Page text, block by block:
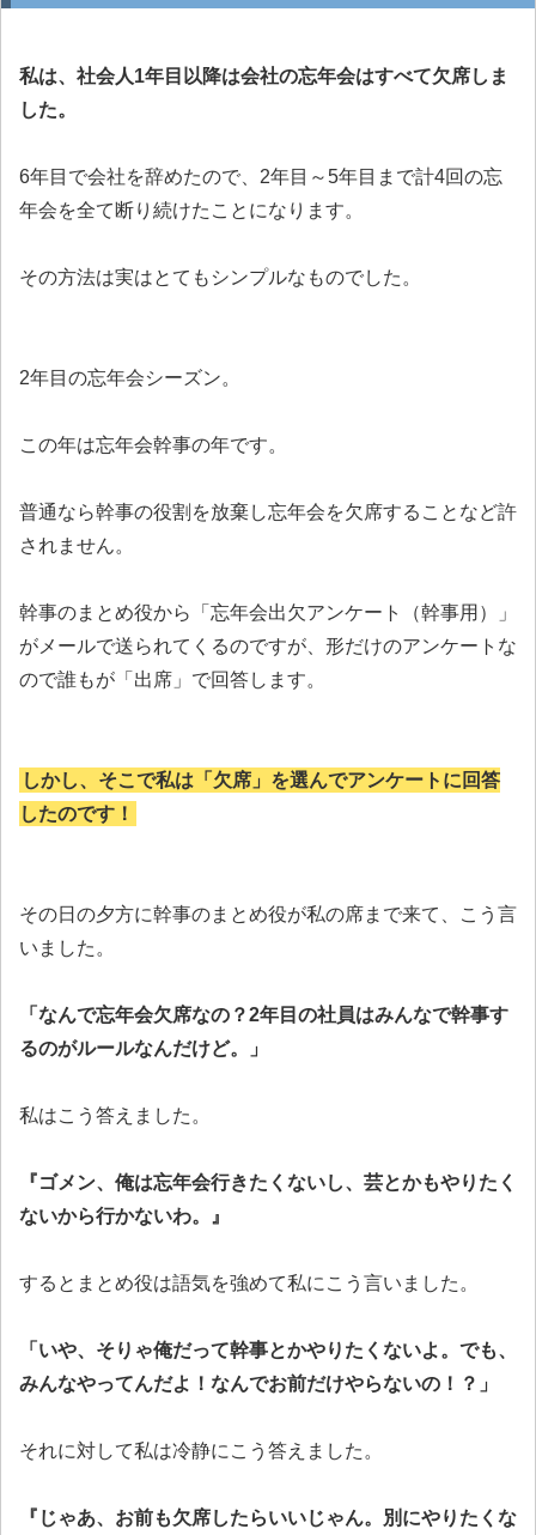
私は、社会人1年目以降は会社の忘年会はすべて欠席しま
した。
6年目で会社を辞めたので、2年目～5年目まで計4回の忘
年会を全て断り続けたことになります。
その方法は実はとてもシンプルなものでした。
2年目の忘年会シーズン。
この年は忘年会幹事の年です。
普通なら幹事の役割を放棄し忘年会を欠席することなど許
されません。
幹事のまとめ役から「忘年会出欠アンケート（幹事用）」
がメールで送られてくるのですが、形だけのアンケートな
ので誰もが「出席」で回答します。
しかし、そこで私は「欠席」を選んでアンケートに回答
したのです！
その日の夕方に幹事のまとめ役が私の席まで来て、こう言
いました。
「なんで忘年会欠席なの？2年目の社員はみんなで幹事す
るのがルールなんだけど。」
私はこう答えました。
『ゴメン、俺は忘年会行きたくないし、芸とかもやりたく
ないから行かないわ。』
するとまとめ役は語気を強めて私にこう言いました。
「いや、そりゃ俺だって幹事とかやりたくないよ。でも、
みんなやってんだよ！なんでお前だけやらないの！？」
それに対して私は冷静にこう答えました。
『じゃあ、お前も欠席したらいいじゃん。別にやりたくな